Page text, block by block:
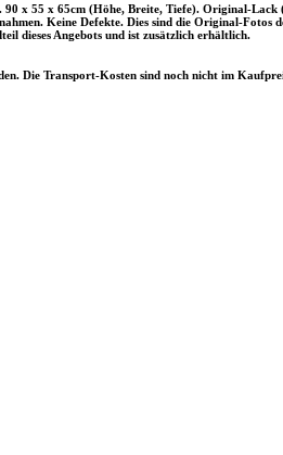
x 55 x 65cm (Höhe, Breite, Tiefe). Original-
Keine Defekte. Dies sind die Original-
dieses Angebots und ist zusätzlich erhältlich.
Die Transport-Kosten sind noch nicht im